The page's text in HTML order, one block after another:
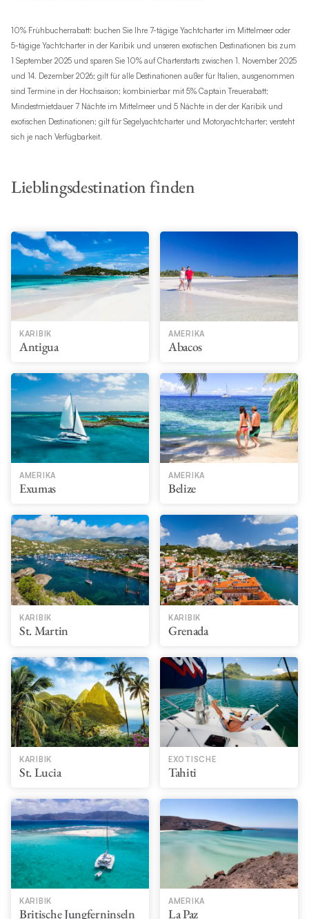
10% Frühbucherrabatt: buchen Sie Ihre 7-tägige Yachtcharter im Mittelmeer oder
5-tägige Yachtcharter in der Karibik und unseren exotischen Destinationen bis zum
1 September 2025 und sparen Sie 10% auf Charterstarts zwischen 1. November 2025
und 14. Dezember 2026; gilt für alle Destinationen außer für Italien, ausgenommen
sind Termine in der Hochsaison; kombinierbar mit 5% Captain Treuerabatt;
Mindestmietdauer 7 Nächte im Mittelmeer und 5 Nächte in der der Karibik und
exotischen Destinationen; gilt für Segelyachtcharter und Motoryachtcharter; versteht
sich je nach Verfügbarkeit.
Lieblingsdestination finden
KARIBIK
Antigua
AMERIKA
Abacos
AMERIKA
Exumas
AMERIKA
Belize
KARIBIK
St. Martin
KARIBIK
Grenada
KARIBIK
St. Lucia
EXOTISCHE
Tahiti
KARIBIK
Britische Jungferninseln
AMERIKA
La Paz